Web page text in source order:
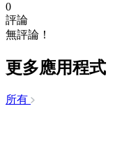
0
評論
無評論！
更多應用程式
所有